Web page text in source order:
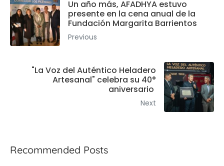
Un año más, AFADHYA estuvo
presente en la cena anual de la
Fundación Margarita Barrientos
Previous
"La Voz del Auténtico Heladero
Artesanal" celebra su 40°
aniversario
Next
Recommended Posts